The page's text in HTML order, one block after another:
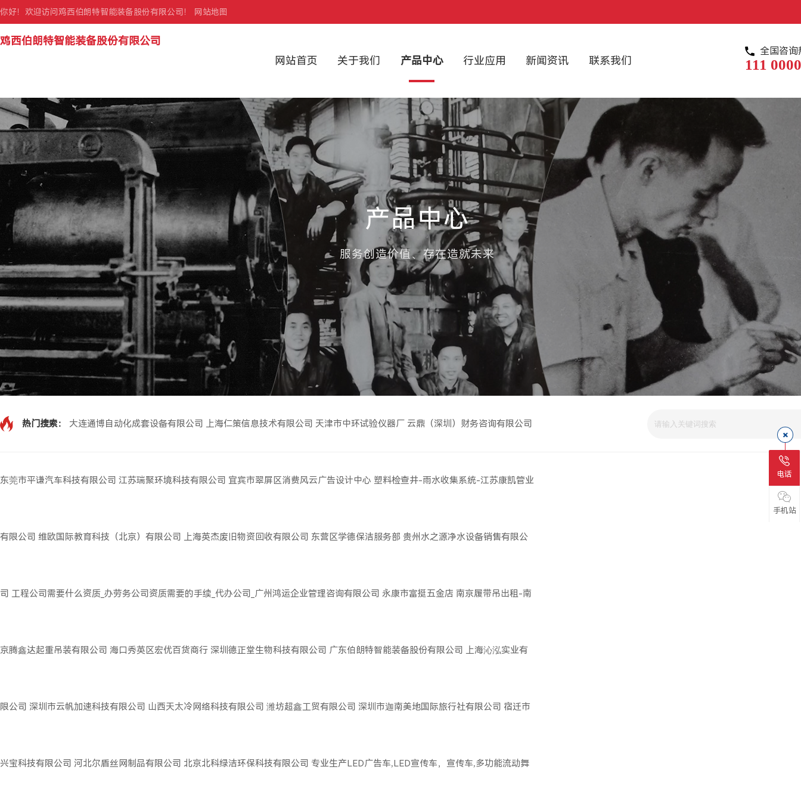
你好！欢迎访问鸡西伯朗特智能装备股份有限公司！ 网站地图
鸡西伯朗特智能装备股份有限公司
网站首页
关于我们 产品中心 行业应用 新闻资讯 联系我们
全国咨询
111
产品中心
服务创造价值、存在造就未来
热门搜索： 大连通博自动化成套设备有限公司 上海仁策信息技术有限公司 天津市中环试验仪器厂 云鼎（深圳）财务咨询有限公司
东莞市平谦汽车科技有限公司 江苏瑞聚环境科技有限公司 宜宾市翠屏区消费风云广告设计中心 塑料检查井-雨水收集系统-江苏康凯管业
有限公司 维欧国际教育科技（北京）有限公司 上海英杰废旧物资回收有限公司 东营区学德保洁服务部 贵州水之源净水设备销售有限公
司 工程公司需要什么资质_办劳务公司资质需要的手续_代办公司_广州鸿运企业管理咨询有限公司 永康市富挺五金店 南京履带吊出租-南
京腾鑫达起重吊装有限公司 海口秀英区宏优百货商行 深圳德正堂生物科技有限公司 广东伯朗特智能装备股份有限公司 上海沁泓实业有
限公司 深圳市云帆加速科技有限公司 山西天太冷网络科技有限公司 潍坊超鑫工贸有限公司 深圳市迦南美地国际旅行社有限公司 宿迁市
兴宝科技有限公司 河北尔盾丝网制品有限公司 北京北科绿洁环保科技有限公司 专业生产LED广告车,LED宣传车，宣传车,多功能流动舞
电话
手机站